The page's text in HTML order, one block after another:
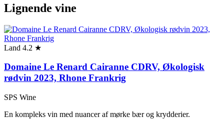
Lignende vine
Land 4.2 ★
Domaine Le Renard Cairanne CDRV, Økologisk
rødvin 2023, Rhone Frankrig
SPS Wine
En kompleks vin med nuancer af mørke bær og krydderier.